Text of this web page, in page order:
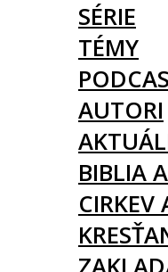
SÉRIE
TÉMY
AUTORI
BIBLIA
CIRKEV